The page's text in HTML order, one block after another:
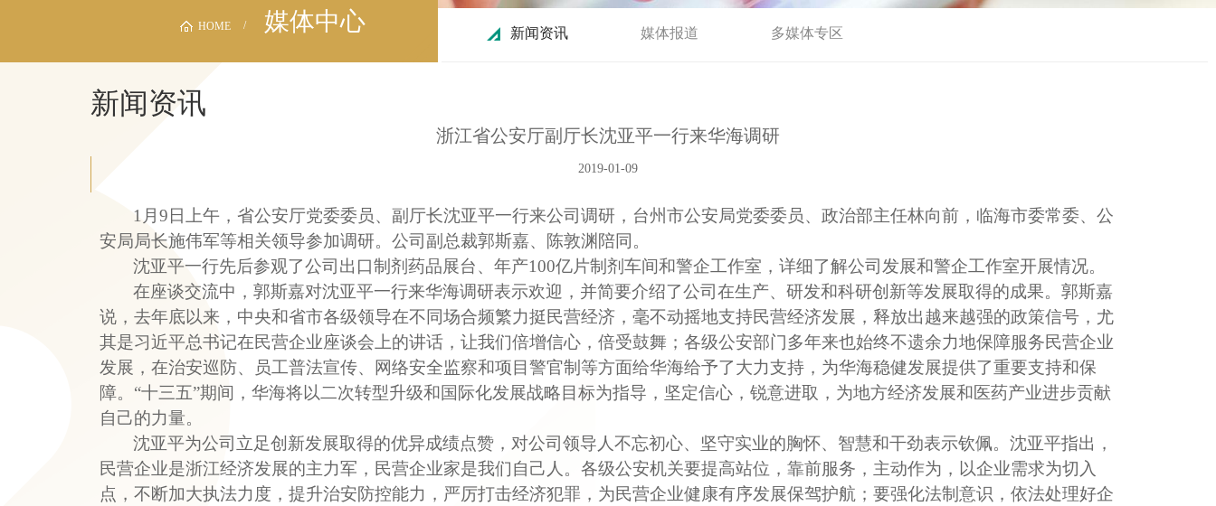
HOME 媒体中心 新闻资讯 媒体报道 多媒体专区
新闻资讯
浙江省公安厅副厅长沈亚平一行来华海调研
2019-01-09
1 月9 日上午，省公安厅党委委员、副厅长沈亚平一行来公司调研，台州市公安局党委委员、政治部主任林向前，临海市委常委、公
安局局长施伟军等相关领导参加调研。公司副总裁郭斯嘉、陈敦渊陪同。
沈亚平一行先后参观了公司出口制剂药品展台、年产100亿片制剂车间和警企工作室，详细了解公司发展和警企工作室开展情况。
在座谈交流中，郭斯嘉对沈亚平一行来华海调研表示欢迎，并简要介绍了公司在生产、研发和科研创新等发展取得的成果。郭斯嘉
说，去年底以来，中央和省市各级领导在不同场合频繁力挺民营经济，毫不动摇地支持民营经济发展，释放出越来越强的政策信号，尤
其是习近平总书记在民营企业座谈会上的讲话，让我们倍增信心，倍受鼓舞；各级公安部门多年来也始终不遗余力地保障服务民营企业
发展，在治安巡防、员工普法宣传、网络安全监察和项目警官制等方面给华海给予了大力支持，为华海稳健发展提供了重要支持和保
障。“十三五”期间，华海将以二次转型升级和国际化发展战略目标为指导，坚定信心，锐意进取，为地方经济发展和医药产业进步贡献
自己的力量。
沈亚平为公司立足创新发展取得的优异成绩点赞，对公司领导人不忘初心、坚守实业的胸怀、智慧和干劲表示钦佩。沈亚平指出，
民营企业是浙江经济发展的主力军，民营企业家是我们自己人。各级公安机关要提高站位，靠前服务，主动作为，以企业需求为切入
点，不断加大执法力度，提升治安防控能力，严厉打击经济犯罪，为民营企业健康有序发展保驾护航；要强化法制意识，依法处理好企